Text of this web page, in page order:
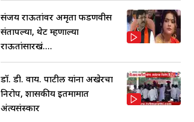
संजय राऊतांवर अमृता फडणवीस
संतापल्या, थेट म्हणाल्या
राऊतांसारखं....
डॉ. डी. वाय. पाटील यांना अखेरचा
निरोप, शासकीय इतमामात
अंत्यसंस्कार